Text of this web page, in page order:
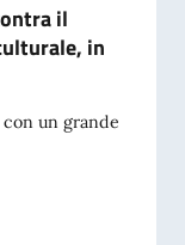
il
in
un grande